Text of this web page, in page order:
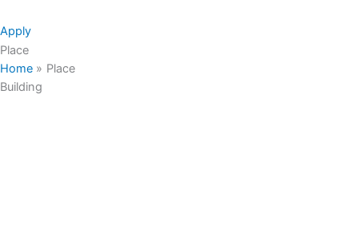
Apply
Place
Home
Place
Building